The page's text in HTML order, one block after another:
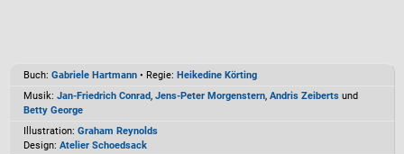
Buch: Gabriele Hartmann • Regie: Heikedine Körting
Musik: Jan-Friedrich Conrad, Jens-Peter Morgenstern, Andris Zeiberts und
Betty George
Illustration: Graham Reynolds
Design: Atelier Schoedsack